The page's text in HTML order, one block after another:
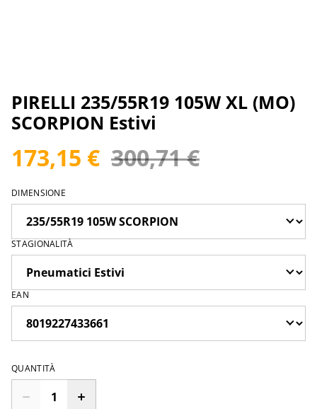
PIRELLI 235/55R19 105W XL (MO)
SCORPION Estivi
173,15 € 300,71 €
DIMENSIONE
STAGIONALITÀ
EAN
QUANTITÀ